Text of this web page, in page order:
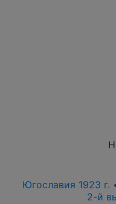
Югославия 1923 г.
2-й